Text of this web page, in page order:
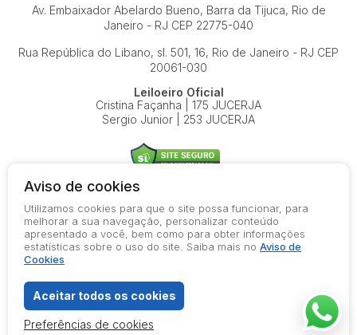
Av. Embaixador Abelardo Bueno, Barra da Tijuca, Rio de
Janeiro - RJ CEP 22775-040
Rua República do Libano, sl. 501, 16, Rio de Janeiro - RJ CEP
20061-030
Leiloeiro Oficial
Cristina Façanha | 175 JUCERJA
Sergio Junior | 253 JUCERJA
© 2026-present - Todos os direitos reservados
Política de Privacidade
Termos de Uso
Aviso de cookies
Utilizamos cookies para que o site possa funcionar, para
melhorar a sua navegação, personalizar conteúdo
apresentado a você, bem como para obter informações
estatísticas sobre o uso do site. Saiba mais no Aviso de
Cookies
Aceitar todos os cookies
Preferências de cookies